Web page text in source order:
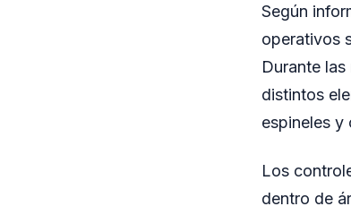
Según
operativos
Durante
distintos
espineles y
Los
dentro de